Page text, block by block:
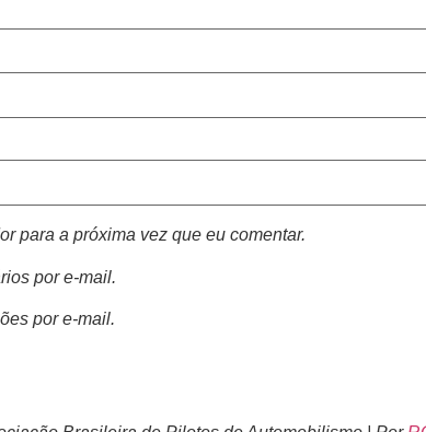
para a próxima vez que eu comentar.
por e-mail.
por e-mail.